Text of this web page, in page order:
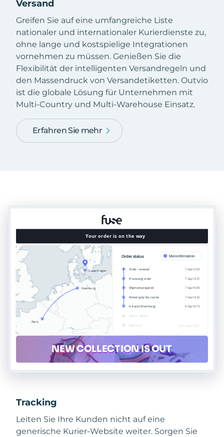
Versand
Greifen Sie auf eine umfangreiche Liste
nationaler und internationaler Kurierdienste zu,
ohne lange und kostspielige Integrationen
vornehmen zu müssen. Genießen Sie die
Flexibilität der intelligenten Versandregeln und
den Massendruck von Versandetiketten. Outvio
ist die globale Lösung für Unternehmen mit
Multi-Country und Multi-Warehouse Einsatz.
Erfahren Sie mehr
Tracking
Leiten Sie Ihre Kunden nicht auf eine
generische Kurier-Website weiter. Sorgen Sie